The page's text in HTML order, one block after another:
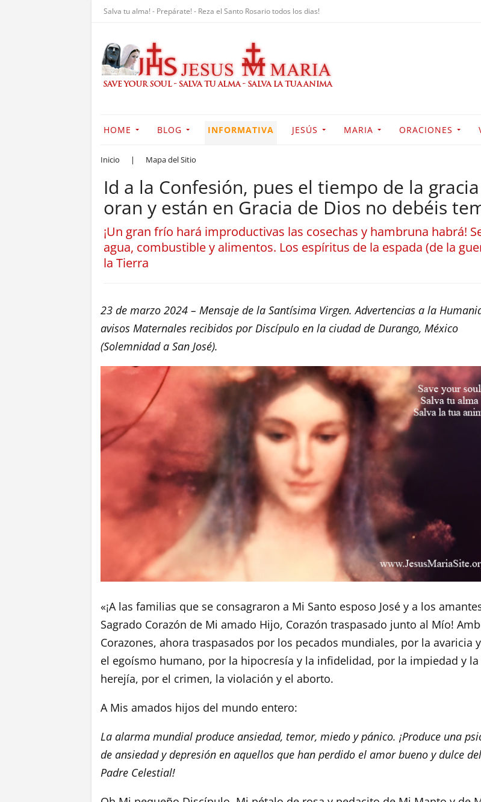
Salva tu alma! - Prepárate! - Reza el Santo Rosario todos los dias!
HOME BLOG INFORMATIVA JESÚS MARIA ORACIONES
Inicio | Mapa del Sitio
Id a la Confesión, pues el tiempo de la
oran y están en Gracia de Dios no debéis
¡Un gran frío hará improductivas las cosechas y hambruna habrá!
agua, combustible y alimentos. Los espíritus de la espada (de la
la Tierra
23 de marzo 2024 – Mensaje de la Santísima Virgen. Advertencias a la
avisos Maternales recibidos por Discípulo en la ciudad de Durango, México
(Solemnidad a San José).
«¡A las familias que se consagraron a Mi Santo esposo José y a los
Sagrado Corazón de Mi amado Hijo, Corazón traspasado junto al Mío!
Corazones, ahora traspasados por los pecados mundiales, por la avaricia
el egoísmo humano, por la hipocresía y la infidelidad, por la impiedad y la
herejía, por el crimen, la violación y el aborto.
A Mis amados hijos del mundo entero:
La alarma mundial produce ansiedad, temor, miedo y pánico. ¡Produce una
de ansiedad y depresión en aquellos que han perdido el amor bueno y dulce del
Padre Celestial!